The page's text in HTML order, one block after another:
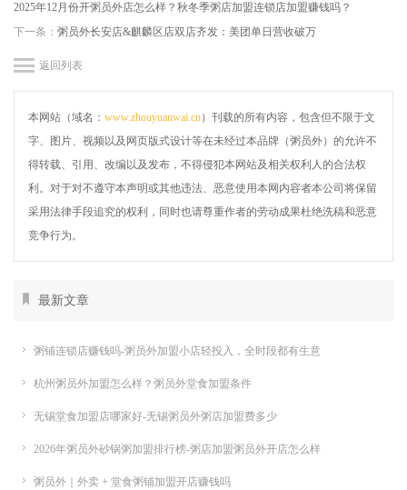
2025年12月份开粥员外店怎么样？秋冬季粥店加盟连锁店加盟赚钱吗？
下一条： 粥员外长安店&麒麟区店双店齐发：美团单日营收破万
返回列表
本网站（域名： www.zhouyuanwai.cn）刊载的所有内容，包含但不限于文
字、图片、视频以及网页版式设计等在未经过本品牌（粥员外）的允许不
得转载、引用、改编以及发布，不得侵犯本网站及相关权利人的合法权
利。对于对不遵守本声明或其他违法、恶意使用本网内容者本公司将保留
采用法律手段追究的权利，同时也请尊重作者的劳动成果杜绝洗稿和恶意
竞争行为。
最新文章
粥铺连锁店赚钱吗-粥员外加盟小店轻投入，全时段都有生意
杭州粥员外加盟怎么样？粥员外堂食加盟条件
无锡堂食加盟店哪家好-无锡粥员外粥店加盟费多少
2026年粥员外砂锅粥加盟排行榜-粥店加盟粥员外开店怎么样
粥员外｜外卖 + 堂食粥铺加盟开店赚钱吗